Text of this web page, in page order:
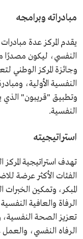
مبادراته وبرامجه
يقدم المركز عدة
النفسي، ليكون مصدرًا
وجائزة المركز الوطني
النفسية الأولية،
وتطبيق "قريبون"
النفسية.
استراتيجيته
تهدف استراتيجية
الفئات الأكثر عرضة
المبكر، وتمكين
الرفاة والعافية
تعزيز الصحة النفسية،
الرفاه النفسي، والعمل